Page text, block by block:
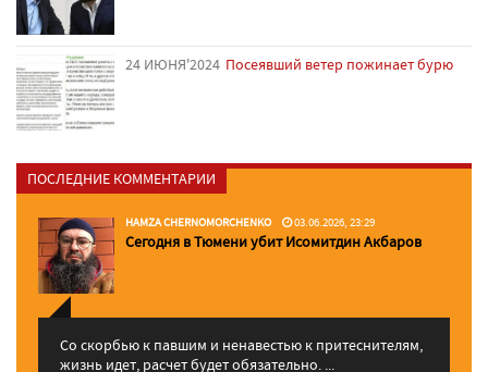
24 ИЮНЯ'2024 Посеявший ветер пожинает бурю
ПОСЛЕДНИЕ КОММЕНТАРИИ
HAMZA CHERNOMORCHENKO 03.06.2026, 23:29
Сегодня в Тюмени убит Исомитдин Акбаров
Со скорбью к павшим и ненавестью к притеснителям,
жизнь идет, расчет будет обязательно. ...